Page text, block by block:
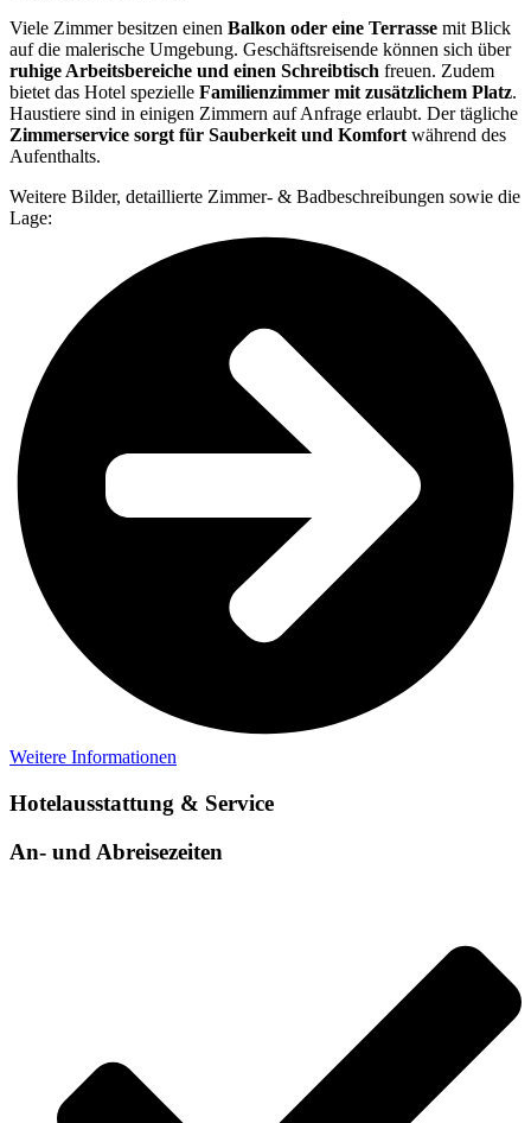
Viele Zimmer besitzen einen Balkon oder eine Terrasse mit Blick
auf die malerische Umgebung. Geschäftsreisende können sich über
ruhige Arbeitsbereiche und einen Schreibtisch freuen. Zudem
bietet das Hotel spezielle Familienzimmer mit zusätzlichem Platz.
Haustiere sind in einigen Zimmern auf Anfrage erlaubt. Der tägliche
Zimmerservice sorgt für Sauberkeit und Komfort während des
Aufenthalts.
Weitere Bilder, detaillierte Zimmer- & Badbeschreibungen sowie die
Lage:
Weitere Informationen
Hotelausstattung & Service
An- und Abreisezeiten